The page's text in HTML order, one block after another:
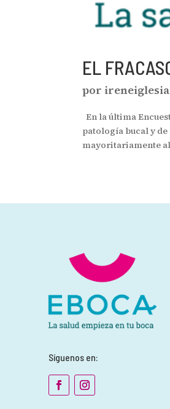
EL
por
En la última
patología bucal y
mayoritariamente
Síguenos en: